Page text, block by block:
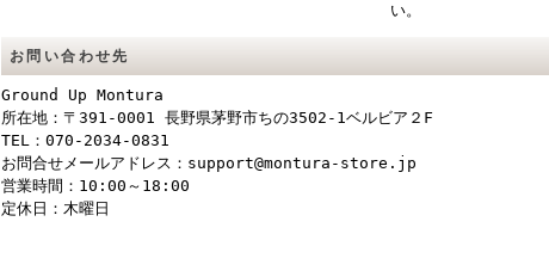
い。
お問い合わせ先
Ground Up Montura
所在地：〒391-0001 長野県茅野市ちの3502-1ベルビア２F
TEL：070-2034-0831
お問合せメールアドレス：support@montura-store.jp
営業時間：10:00～18:00
定休日：木曜日